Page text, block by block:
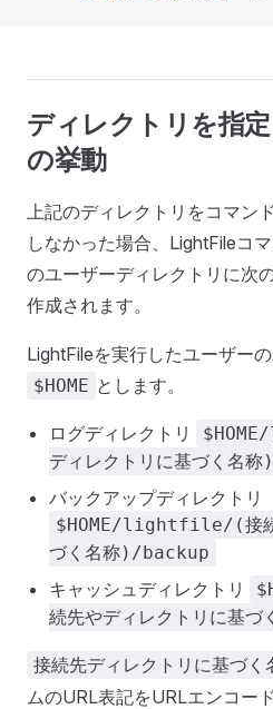
ディレクトリを指
の挙動
上記のディレクトリをコマン
しなかった場合、LightFileコ
のユーザーディレクトリに次
作成されます。
LightFileを実行したユーザー
$HOME とします。
ログディレクトリ
ディレクトリに基づく名
バックアップディレクトリ
$HOME/lightfile/(接続
づく名称)/backup
キャッシュディレクトリ
続先やディレクトリに基
接続先ディレクトリに基づく
ムのURL表記をURLエンコー